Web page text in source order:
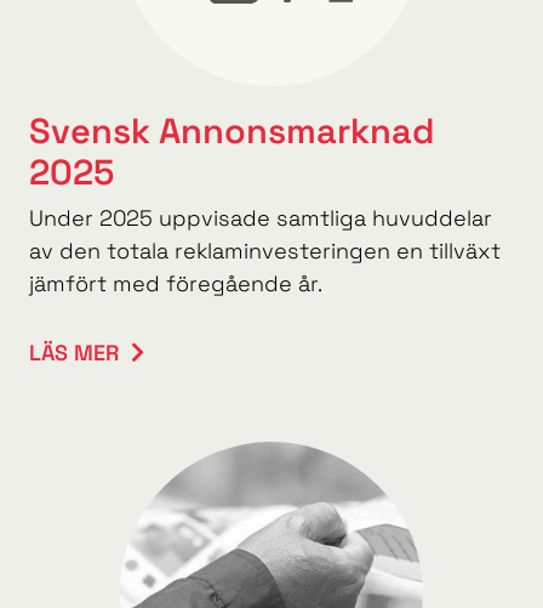
Svensk Annonsmarknad
2025
Under 2025 uppvisade samtliga huvuddelar
av den totala reklaminvesteringen en tillväxt
jämfört med föregående år.
LÄS MER